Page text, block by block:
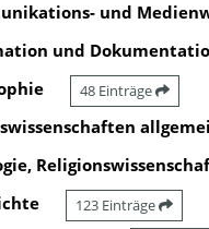
und
und
48 Einträge
123 Einträge